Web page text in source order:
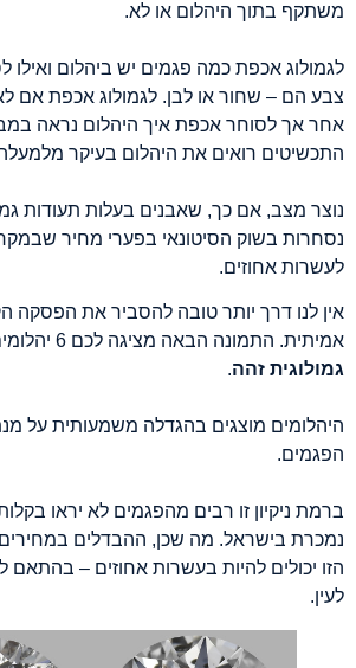
משתקף בתוך היהלום או לא.
לגמולוג אכפת כמה פגמים יש ביהלום ואילו
צבע הם – שחור או לבן. לגמולוג אכפת אם
אחר אך לסוחר אכפת איך היהלום נראה
התכשיטים רואים את היהלום בעיקר
נוצר מצב, אם כך, שאבנים בעלות תעודות
נסחרות בשוק הסיטונאי בפערי מחיר שבמקרי
לעשרות אחוזים.
אין לנו דרך יותר טובה להסביר את הפסקה
אמיתית. התמונה הבאה מציגה לכם 6 יהלומים בעלי
גמולוגית זהה.
היהלומים מוצגים בהגדלה משמעותית על
הפגמים.
ברמת ניקיון זו רבים מהפגמים לא יראו
נמכרת בישראל. מה שכן, ההבדלים במחירים
הזו יכולים להיות בעשרות אחוזים –
לעין.